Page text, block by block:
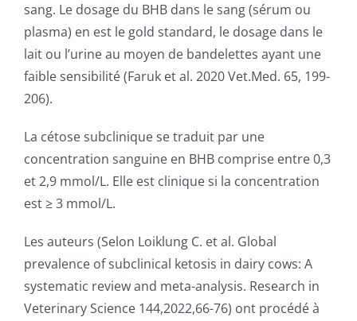
sang. Le dosage du BHB dans le sang (sérum ou
plasma) en est le gold standard, le dosage dans le
lait ou l’urine au moyen de bandelettes ayant une
faible sensibilité (Faruk et al. 2020 Vet.Med. 65, 199-
206).
La cétose subclinique se traduit par une
concentration sanguine en BHB comprise entre 0,3
et 2,9 mmol/L. Elle est clinique si la concentration
est ≥ 3 mmol/L.
Les auteurs (Selon Loiklung C. et al. Global
prevalence of subclinical ketosis in dairy cows: A
systematic review and meta-analysis. Research in
Veterinary Science 144,2022,66-76) ont procédé à